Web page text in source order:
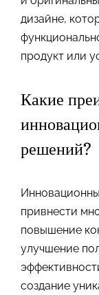
дизайне,
продукт или
Какие
решений?
привнести
повышение
улучшение
создание